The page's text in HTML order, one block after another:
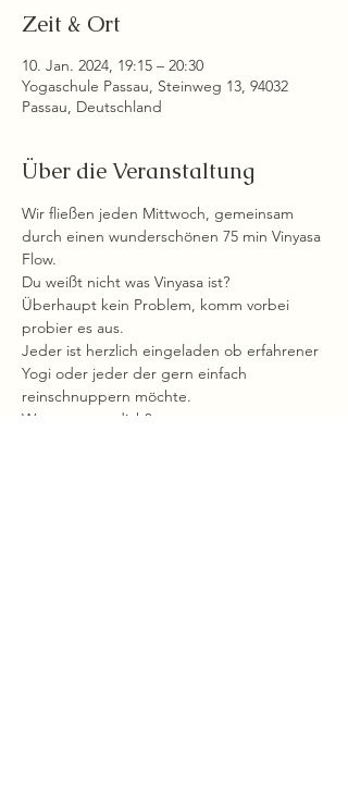
Zeit & Ort
10. Jan. 2024, 19:15 – 20:30
Yogaschule Passau, Steinweg 13, 94032
Passau, Deutschland
Über die Veranstaltung
Wir fließen jeden Mittwoch, gemeinsam
durch einen wunderschönen 75 min Vinyasa
Flow.
Du weißt nicht was Vinyasa ist?
Überhaupt kein Problem, komm vorbei
probier es aus.
Jeder ist herzlich eingeladen ob erfahrener
Yogi oder jeder der gern einfach
reinschnuppern möchte.
Was erwartet dich?